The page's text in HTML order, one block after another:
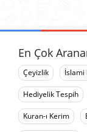
En Çok
Çeyizlik İslami
Hediyelik Tespih
Kuran-ı Kerim